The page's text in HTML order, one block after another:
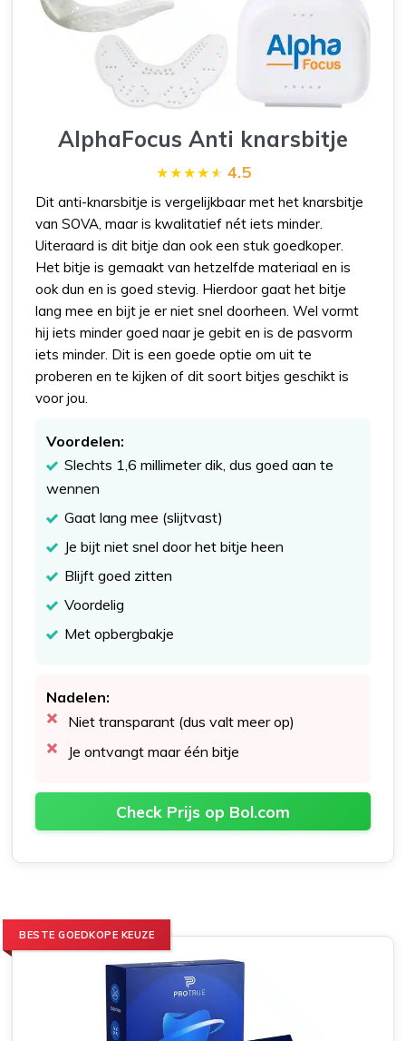
AlphaFocus Anti knarsbitje
4.5
Dit anti-knarsbitje is vergelijkbaar met het knarsbitje
van SOVA, maar is kwalitatief nét iets minder.
Uiteraard is dit bitje dan ook een stuk goedkoper.
Het bitje is gemaakt van hetzelfde materiaal en is
ook dun en is goed stevig. Hierdoor gaat het bitje
lang mee en bijt je er niet snel doorheen. Wel vormt
hij iets minder goed naar je gebit en is de pasvorm
iets minder. Dit is een goede optie om uit te
proberen en te kijken of dit soort bitjes geschikt is
voor jou.
Voordelen:
Slechts 1,6 millimeter dik, dus goed aan te
wennen
Gaat lang mee (slijtvast)
Je bijt niet snel door het bitje heen
Blijft goed zitten
Voordelig
Met opbergbakje
Nadelen:
Niet transparant (dus valt meer op)
Je ontvangt maar één bitje
Check Prijs op Bol.com
BESTE GOEDKOPE KEUZE